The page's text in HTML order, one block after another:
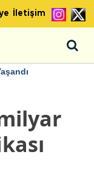
İletişim